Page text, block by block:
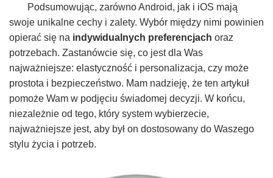
Podsumowując, zarówno Android, jak i iOS mają
swoje unikalne cechy i zalety. Wybór między nimi powinien
opierać się na indywidualnych preferencjach oraz
potrzebach. Zastanówcie się, co jest dla Was
najważniejsze: elastyczność i personalizacja, czy może
prostota i bezpieczeństwo. Mam nadzieję, że ten artykuł
pomoże Wam w podjęciu świadomej decyzji. W końcu,
niezależnie od tego, który system wybierzecie,
najważniejsze jest, aby był on dostosowany do Waszego
stylu życia i potrzeb.